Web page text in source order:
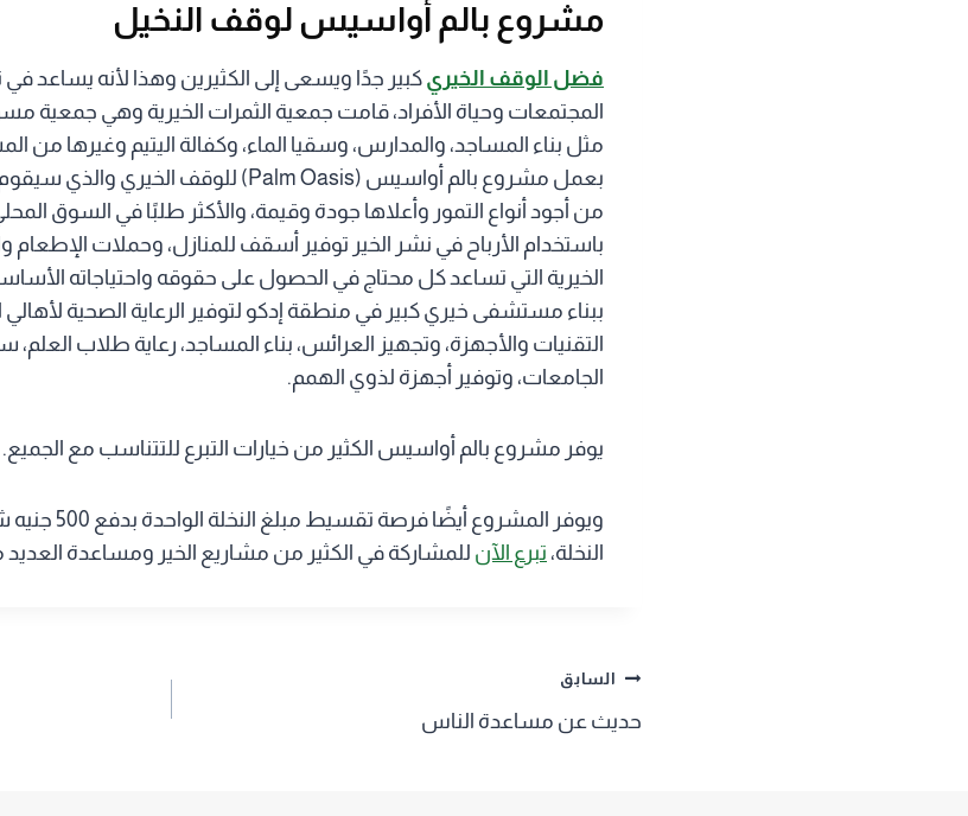
مشروع بالم أواسيس لوقف النخيل
فضل الوقف الخيري كبير جدًا ويسعى إلى الكثيرين وهذا لأنه يساعد
المجتمعات وحياة الأفراد، قامت جمعية الثمرات الخيرية وهي جمعية
مثل بناء المساجد، والمدارس، وسقيا الماء، وكفالة اليتيم وغيرها من
من أجود أنواع التمور وأعلاها جودة وقيمة، والأكثر طلبًا في السوق
باستخدام الأرباح في نشر الخير توفير أسقف للمنازل، وحملات
الخيرية التي تساعد كل محتاج في الحصول على حقوقه واحتياجاته
ببناء مستشفى خيري كبير في منطقة إدكو لتوفير الرعاية الصحية
التقنيات والأجهزة، وتجهيز العرائس، بناء المساجد، رعاية طلاب
الجامعات، وتوفير أجهزة لذوي الهمم.
يوفر مشروع بالم أواسيس الكثير من خيارات التبرع للتتناسب مع الجميع.
ويوفر
النخلة، تبرع الآن للمشاركة في الكثير من مشاريع الخير ومساعدة العديد
تصفّح
المقالات
السابق
حديث عن مساعدة الناس